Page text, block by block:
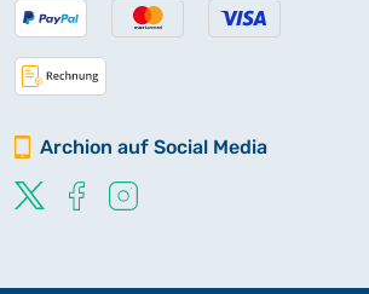
Archion auf Social Media